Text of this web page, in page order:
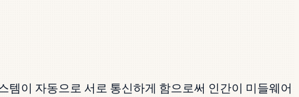
템이 자동으로 서로 통신하게 함으로써 인간이 미들웨어